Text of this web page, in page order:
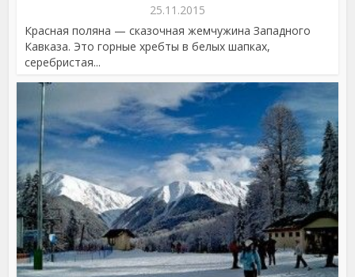
25.11.2015
Красная поляна — сказочная жемчужина Западного
Кавказа. Это горные хребты в белых шапках,
серебристая...